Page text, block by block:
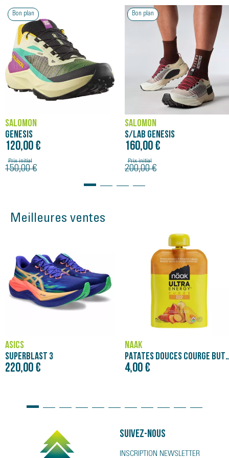
Bon plan
SALOMON
GENESIS
120,00 €
Prix initial
150,00 €
Bon plan
SALOMON
S/LAB GENESIS
160,00 €
Prix initial
200,00 €
Meilleures ventes
ASICS
SUPERBLAST 3
220,00 €
NÄAK
PATATES DOUCES COURGE
4,00 €
Suivez-nous
INSCRIPTION NEWSLETTER